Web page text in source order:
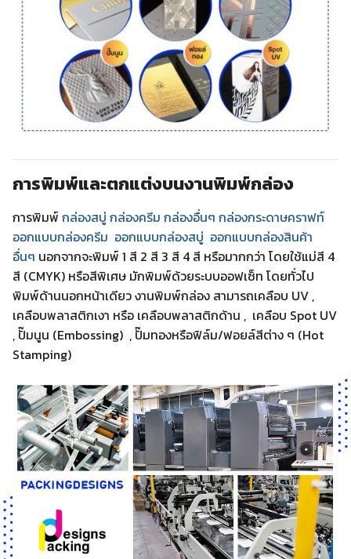
การพิมพ์และตกแต่งบนงานพิมพ์กล่อง
การพิมพ์ กล่องสบู่ กล่องครีม กล่องอื่นๆ กล่องกระดาษคราฟท์
ออกแบบกล่องครีม ออกแบบกล่องสบู่ ออกแบบกล่องสินค้า
อื่นๆ นอกจากจะพิมพ์ 1 สี 2 สี 3 สี 4 สี หรือมากกว่า โดยใช้แม่สี 4
สี (CMYK) หรือสีพิเศษ มักพิมพ์ด้วยระบบออฟเซ็ท โดยทั่วไป
พิมพ์ด้านนอกหน้าเดียว งานพิมพ์กล่อง สามารถเคลือบ UV ,
เคลือบพลาสติกเงา หรือ เคลือบพลาสติกด้าน , เคลือบ Spot UV
, ปั๊มนูน (Embossing) , ปั๊มทองหรือฟิล์ม/ฟอยล์สีต่าง ๆ (Hot
Stamping)